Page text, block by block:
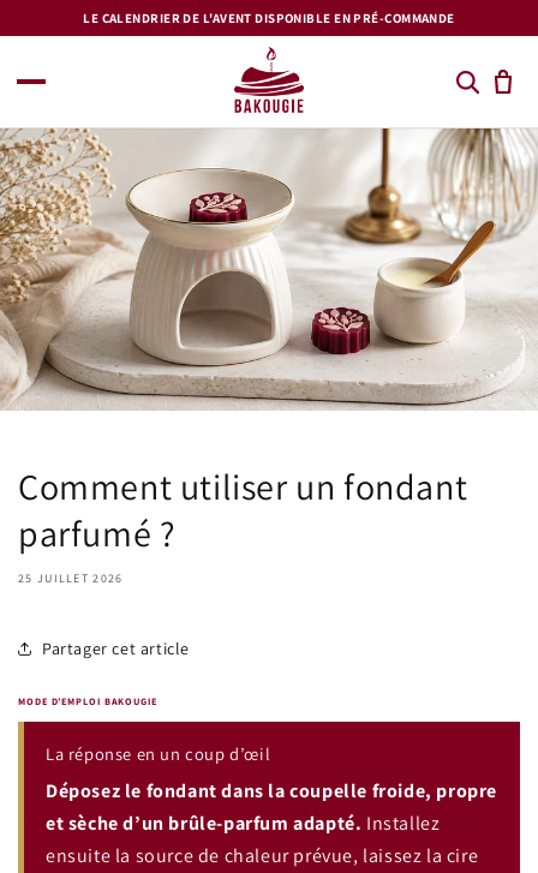
passerLE CALENDRIER DE L'AVENT DISPONIBLE EN PRÉ-COMMANDE
Comment utiliser un fondant
parfumé ?
25 JUILLET 2026
Partager cet article
MODE D’EMPLOI BAKOUGIE
La réponse en un coup d’œil
Déposez le fondant dans la coupelle froide, propre
et sèche d’un brûle-parfum adapté. Installez
ensuite la source de chaleur prévue, laissez la cire